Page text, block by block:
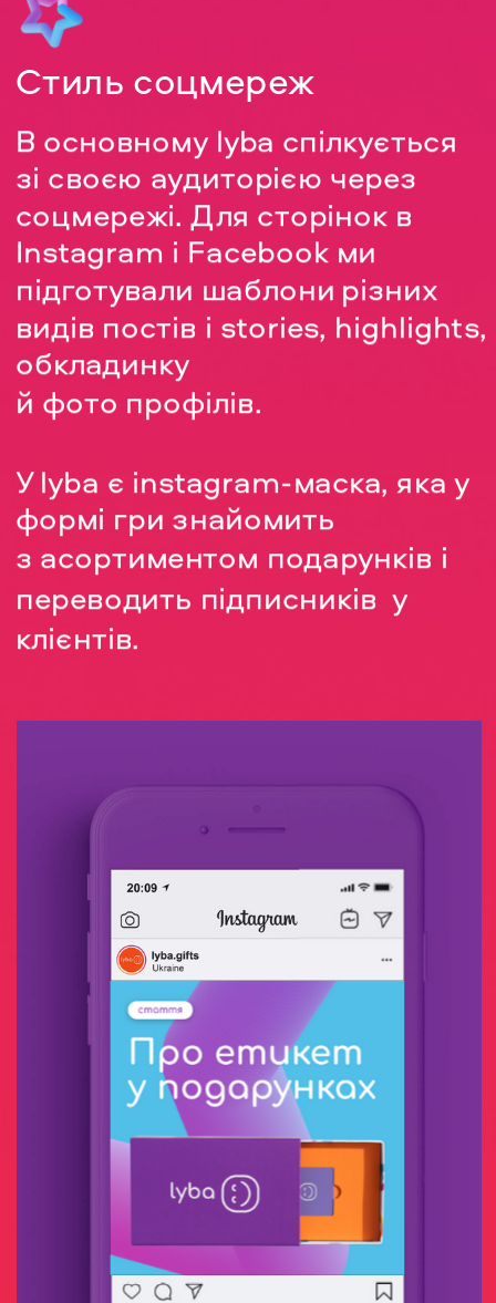
Стиль соцмереж
В основному lyba спілкується
зі своєю аудиторією через
соцмережі. Для сторінок в
Instagram і Facebook ми
підготували шаблони різних
видів постів і stories, highlights,
обкладинку
й фото профілів.
У lyba є instagram-маска, яка у
формі гри знайомить
з асортиментом подарунків і
переводить підписників  у
клієнтів.